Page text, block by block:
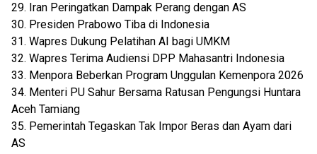
29. Iran Peringatkan Dampak Perang dengan AS
30. Presiden Prabowo Tiba di Indonesia
31. Wapres Dukung Pelatihan AI bagi UMKM
32. Wapres Terima Audiensi DPP Mahasantri Indonesia
33. Menpora Beberkan Program Unggulan Kemenpora 2026
34. Menteri PU Sahur Bersama Ratusan Pengungsi Huntara
Aceh Tamiang
35. Pemerintah Tegaskan Tak Impor Beras dan Ayam dari
AS